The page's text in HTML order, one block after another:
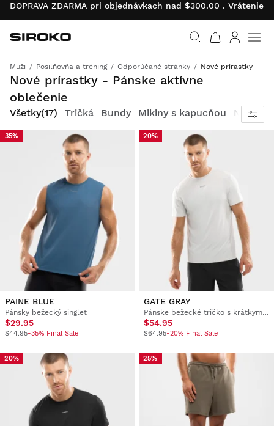
DOPRAVA ZDARMA pri objednávkach nad $300.00 .
Prejsť na domovskú
Siroko.com
Muži Posilňovňa a tréning Odporúčané stránky Nové prírastky
Nové prírastky - Pánske aktívne
oblečenie
Využite svoj plný potenciál počas tréningu vonku a v posilňovni
Všetky(17) Tričká Bundy Mikiny s kapucňou
35%
PAINE BLUE
Pánsky bežecký singlet
$29.95
$44.95-35% Final Sale
20%
GATE GRAY
Pánske bežecké tričko s krátkym rukávom
$54.95
$64.95-20% Final Sale
20% 25%